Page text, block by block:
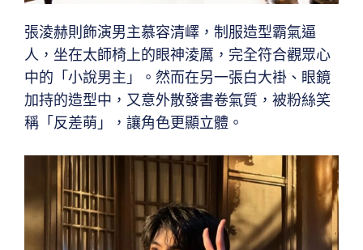
張淩赫則飾演男主慕容清嶧，制服造型霸氣逼
人，坐在太師椅上的眼神淩厲，完全符合觀眾心
中的「小說男主」。然而在另一張白大褂、眼鏡
加持的造型中，又意外散發書卷氣質，被粉絲笑
稱「反差萌」，讓角色更顯立體。